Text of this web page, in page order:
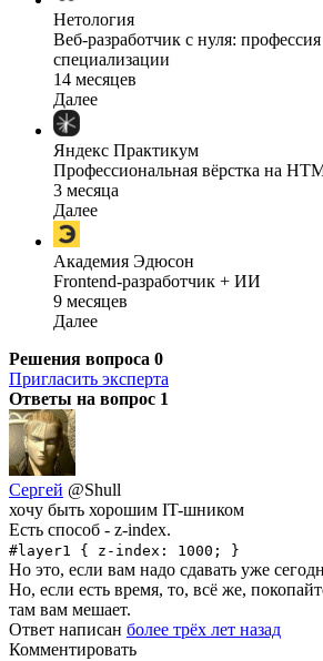
Нетология
Веб-разработчик с нуля:
специализации
14 месяцев
Далее
Яндекс Практикум
Профессиональная вёрстка на
3 месяца
Далее
Академия Эдюсон
Frontend-разработчик + ИИ
9 месяцев
Далее
Решения вопроса 0
Пригласить эксперта
Ответы на вопрос 1
Сергей @Shull
хочу быть хорошим IT-шником
Есть способ - z-index.
#layer1 { z-index: 1000; }
Но это, если вам надо сдавать уже
Но, если есть время, то, всё же,
там вам мешает.
Ответ написан более трёх лет назад
Комментировать